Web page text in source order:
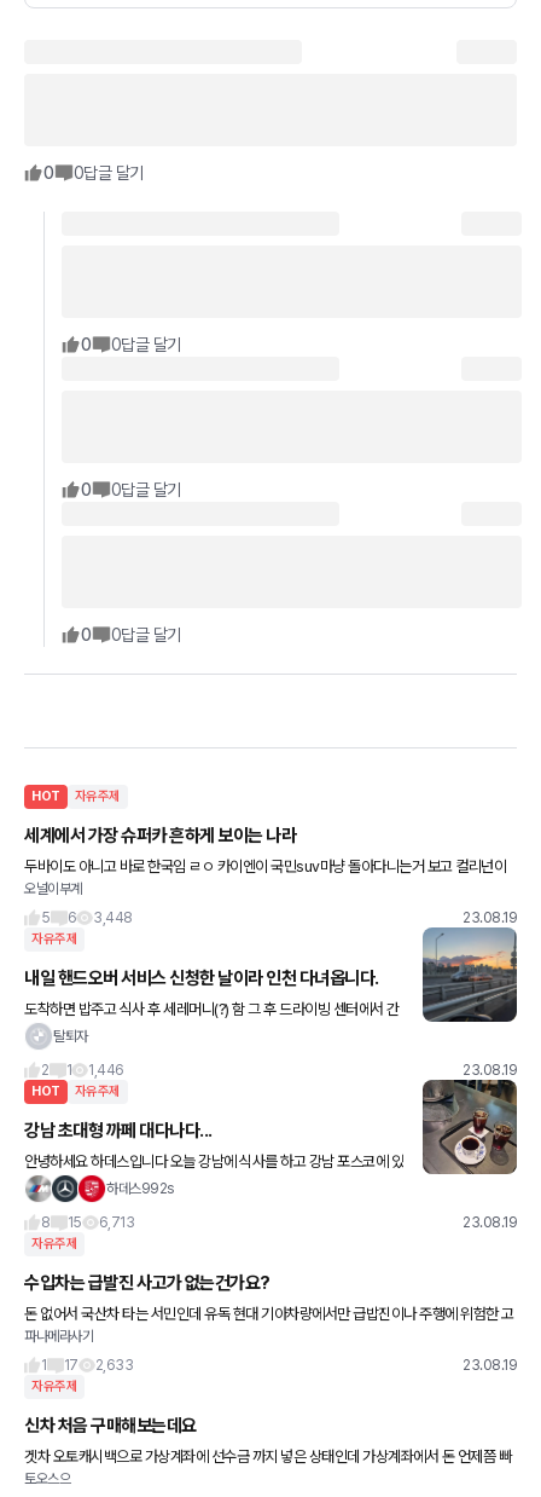
0 0답글 달기
0 0답글 달기
0 0답글 달기
0 0답글 달기
HOT 자유주제
세계에서 가장 슈퍼카 흔하게 보이는 나라
두바이도 아니고 바로 한국임 ㄹㅇ 카이엔이 국민suv마냥 돌아다니는거 보고 컬리넌이
돌아보면 보이는거보면 외국인도 기겁함
오널이부계
5
6 3,448 23.08.19
자유주제
내일 핸드오버 서비스 신청한 날이라 인천 다녀옵니다.
도착하면 밥주고 식사 후 세레머니(?) 함 그 후 드라이빙 센터에서 간
단한 주행 그리고 집 이 중 가장 맘에 드는 서비스는 풀 주유 ㅋㅋㅋ
탈퇴자
2
1 1,446 23.08.19
HOT 자유주제
강남 초대형 까페 대다나다...
안녕하세요 하데스입니다 오늘 강남에 식사를 하고 강남 포스코에 있
는 테라로사 커피 전문점 방문했습니다 헉 강남 한복판에 이런 대형
하데스992s
8
15 6,713 23.08.19
자유주제
수입차는 급발진 사고가 없는건가요?
돈 없어서 국산차 타는 서민인데 유독 현대 기아차량에서만 급밥진이나 주행에 위험한 고
장들이 많이 발생하는걸 유투브에서 봤는데 독삼사는 급발진이 없는건가요? 아님 현대에
비해서 건수가 없는건
파나메라사기
1
17 2,633 23.08.19
자유주제
신차 처음 구매해보는데요
겟차 오토캐시백으로 가상계좌에 선수금 까지 넣은 상태인데 가상계좌에서 돈 언제쯤 빠
져나가는지 알수있을까요? 빠져나가면 선수금 결제 됐다고 따로 연락 주나요?
토오스으